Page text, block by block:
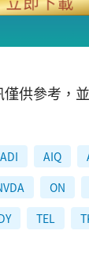
供參考，
ADI AIQ
ON
TEL